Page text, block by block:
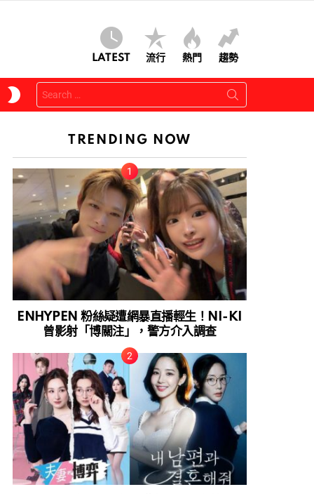
LATEST 流行 熱門 趨勢
SKIN
Search
for:
TRENDING NOW
ENHYPEN 粉絲疑遭網暴直播輕生！NI-KI
曾影射「博關注」，警方介入調查